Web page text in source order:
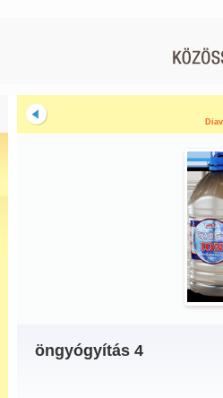
öngyógyítás 4